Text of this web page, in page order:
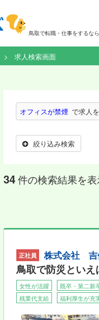
鳥取で転職・仕事をするな
求人検索画面
オフィスが禁煙 で求人
絞り込み検索
34件の検索結果を
正社員 株式会社
鳥取で防災とい
女性が活躍 既卒・第二新
残業代支給
福利厚生が充